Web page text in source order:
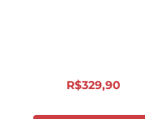
R$329,90